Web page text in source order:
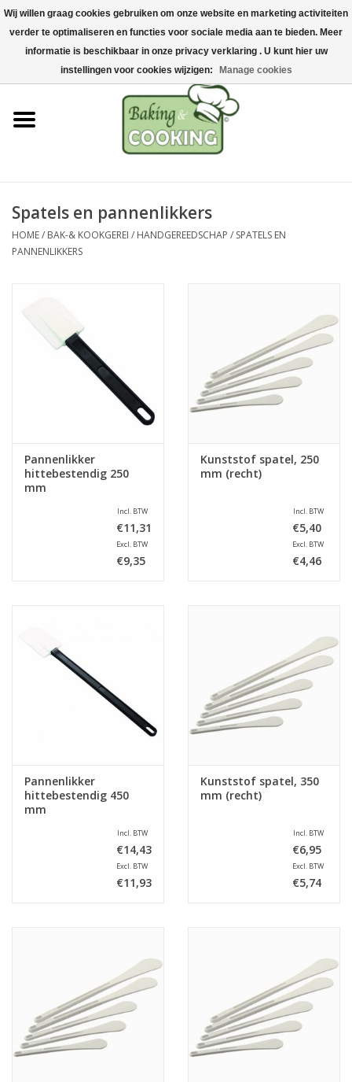
Home
Bak-& kookgerei
Machines & onderdelen
Chocolade & ijsbereiding
Hygiëne & opslag
Acties
Spatels en pannenlikkers
HOME/ BAK-& KOOKGEREI / HANDGEREEDSCHAP / SPATELS EN
PANNENLIKKERS
Pannenlikker
hittebestendig 250
mm
Incl. BTW
€11,31
Excl. BTW
€9,35
Kunststof spatel, 250
mm (recht)
Incl. BTW
€5,40
Excl. BTW
€4,46
Pannenlikker
hittebestendig 450
mm
Incl. BTW
€14,43
Excl. BTW
€11,93
Kunststof spatel, 350
mm (recht)
Incl. BTW
€6,95
Excl. BTW
€5,74
Wij willen graag cookies gebruiken om onze website en marketing activiteiten
verder te optimaliseren en functies voor sociale media aan te bieden. Meer
informatie is beschikbaar in onze privacy verklaring . U kunt hier uw
instellingen voor cookies wijzigen:
Manage cookies